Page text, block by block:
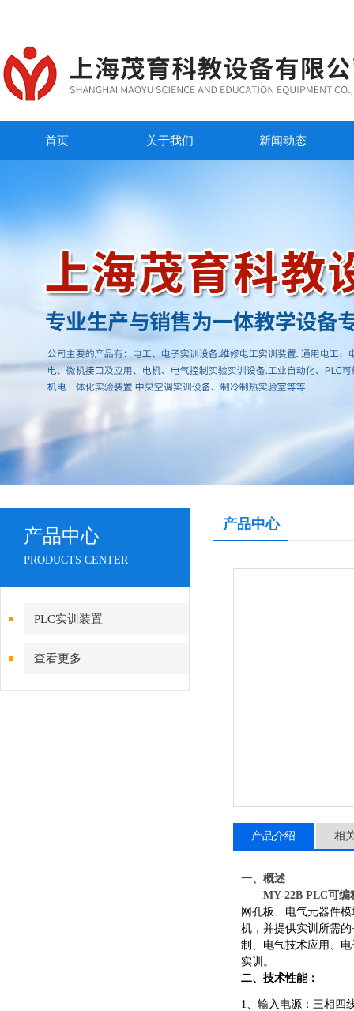
首页 关于我们 新闻动态
产品中心
PRODUCTS CENTER
PLC实训装置
查看更多
产品中心
产品介绍 相
一、概述
MY-22B PLC可编
网孔板、电气元器件
机，并提供实训所需
制、电气技术应用、
实训。
二、技术性能：
1、输入电源：三相四